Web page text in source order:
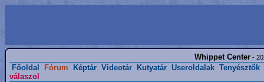
Whippet Center-
Főoldal Fórum Képtár Videotár Kutyatár Useroldalak Tenyésztők
válaszol